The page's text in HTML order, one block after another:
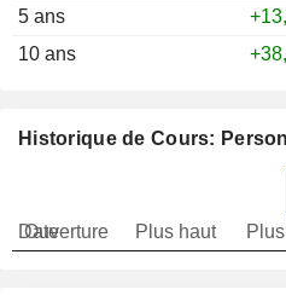
5 ans
10 ans
Historique de Cours:
Date
Ouverture Plus haut